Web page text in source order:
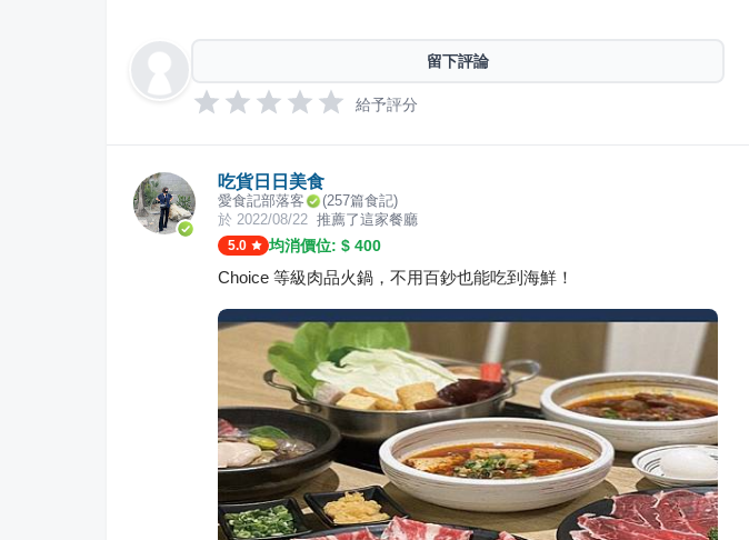
留下評論
給予評分
吃貨日日美食
愛食記部落客 (257篇食記)
於 2022/08/22 推薦了這家餐廳
5.0 均消價位: $ 400
Choice 等級肉品火鍋，不用百鈔也能吃到海鮮！